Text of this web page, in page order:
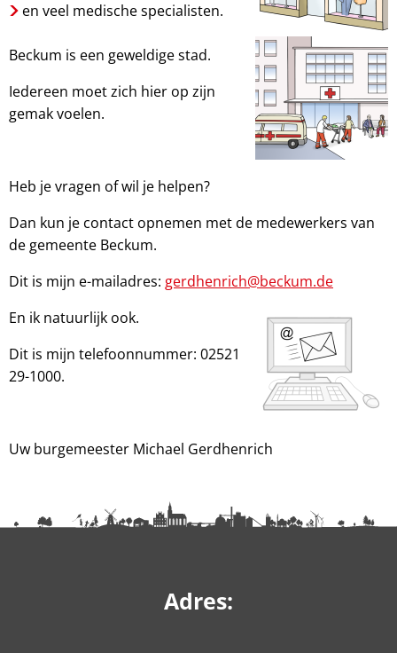
en veel medische specialisten.
Beckum is een geweldige stad.
Iedereen moet zich hier op zijn
gemak voelen.
Heb je vragen of wil je helpen?
Dan kun je contact opnemen met de medewerkers van
de gemeente Beckum.
Dit is mijn e-mailadres: gerdhenrich@beckum.de
En ik natuurlijk ook.
Dit is mijn telefoonnummer: 02521
29-1000.
Uw burgemeester Michael Gerdhenrich
Adres: